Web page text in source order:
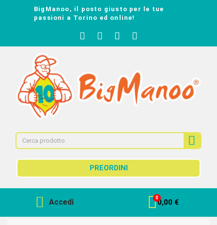
BigManoo, il posto giusto per le tue
passioni a Torino ed online!
PREORDINI
Accedi 0,00 €